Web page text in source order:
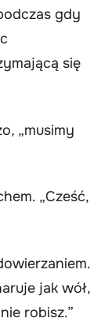
gdy
się
„musimy
„Cześć,
jak wół,
robisz.”